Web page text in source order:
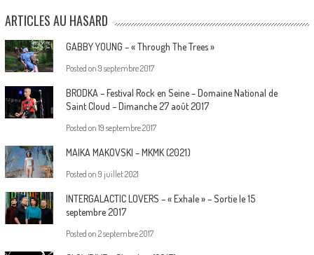
ARTICLES AU HASARD
GABBY YOUNG – « Through The Trees »
Posted on 9 septembre 2017
BRODKA – Festival Rock en Seine – Domaine National de
Saint Cloud – Dimanche 27 août 2017
Posted on 19 septembre 2017
MAIKA MAKOVSKI – MKMK (2021)
Posted on 9 juillet 2021
INTERGALACTIC LOVERS – « Exhale » – Sortie le 15
septembre 2017
Posted on 2 septembre 2017